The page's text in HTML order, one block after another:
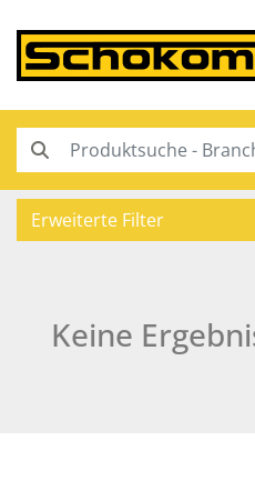
Erweiterte Filter
Hersteller
Keine